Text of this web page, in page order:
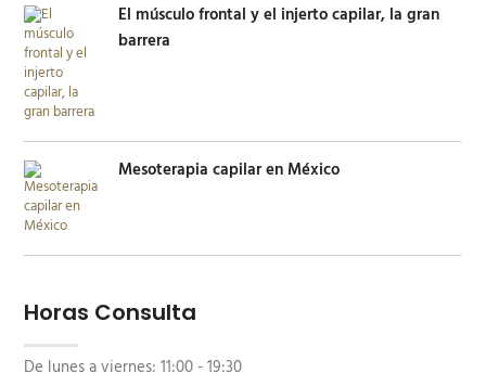
El músculo frontal y el injerto capilar, la gran
barrera
Mesoterapia capilar en México
Horas Consulta
De lunes a viernes: 11:00 - 19:30